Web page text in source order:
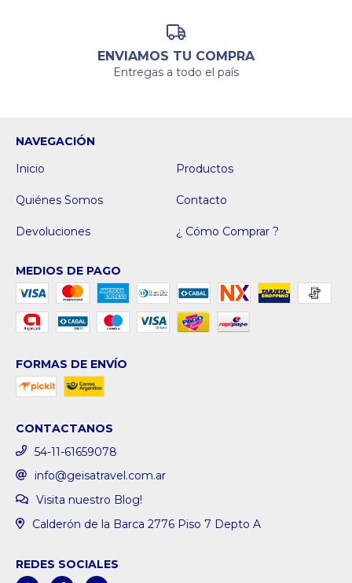
ENVIAMOS TU COMPRA
Entregas a todo el país
NAVEGACIÓN
Inicio
Productos
Quiénes Somos Contacto
Devoluciones ¿ Cómo Comprar ?
MEDIOS DE PAGO
FORMAS DE ENVÍO
CONTACTANOS
54-11-61659078
info@geisatravel.com.ar
Visita nuestro Blog!
Calderón de la Barca 2776 Piso 7 Depto A
REDES SOCIALES